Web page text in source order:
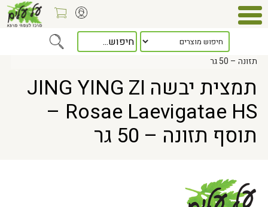
> תמצית יבשה JING YING ZI Rosae Laevigatae HS – תוסף
תזונה – 50 גר
תמצית יבשה JING YING ZI
Rosae Laevigatae HS –
תוסף תזונה – 50 גר